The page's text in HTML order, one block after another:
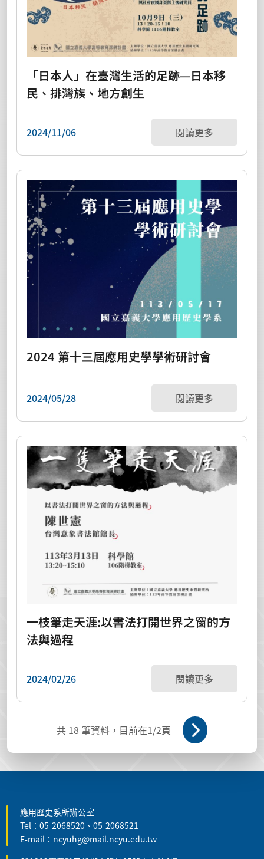
「日本人」在臺灣生活的足跡—日本移
民、排灣族、地方創生
2024/11/06 閱讀更多
2024 第十三屆應用史學學術研討會
2024/05/28 閱讀更多
一枝筆走天涯:以書法打開世界之窗的方
法與過程
2024/02/26 閱讀更多
共 18 筆資料，目前在1/2頁
應用歷史系所辦公室
Tel：05-2068520、05-2068521
E-mail：ncyuhg@mail.ncyu.edu.tw